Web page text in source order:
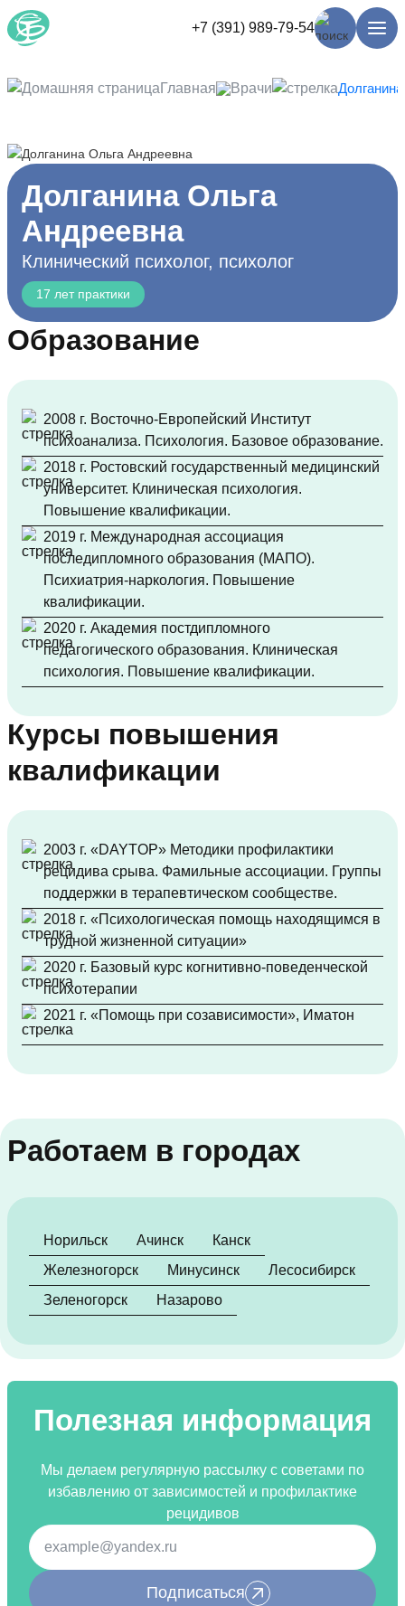
+7 (391) 989-79-54
Главная Врачи
Долганина Ольга
Андреевна
Клинический психолог, психолог
17 лет практики
Образование
2008 г. Восточно-Европейский Институт
психоанализа. Психология. Базовое образование.
2018 г. Ростовский государственный медицинский
университет. Клиническая психология.
Повышение квалификации.
2019 г. Международная ассоциация
последипломного образования (МАПО).
Психиатрия-наркология. Повышение
квалификации.
2020 г. Академия постдипломного
педагогического образования. Клиническая
психология. Повышение квалификации.
Курсы повышения
квалификации
2003 г. «DAYTOP» Методики профилактики
рецидива срыва. Фамильные ассоциации. Группы
поддержки в терапевтическом сообществе.
2018 г. «Психологическая помощь находящимся в
трудной жизненной ситуации»
2020 г. Базовый курс когнитивно-поведенческой
психотерапии
2021 г. «Помощь при созависимости», Иматон
Работаем в городах
Норильск Ачинск
Канск
Железногорск
Минусинск
Лесосибирск
Зеленогорск
Назарово
Полезная информация
Мы делаем регулярную рассылку с советами по
избавлению от зависимостей и профилактике
рецидивов
Подписаться